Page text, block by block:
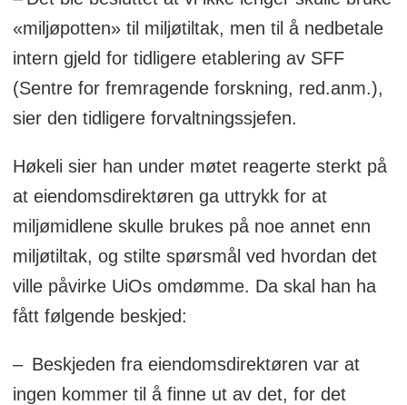
«miljøpotten» til miljøtiltak, men til å nedbetale
intern gjeld for tidligere etablering av SFF
(Sentre for fremragende forskning, red.anm.),
sier den tidligere forvaltningssjefen.
Høkeli sier han under møtet reagerte sterkt på
at eiendomsdirektøren ga uttrykk for at
miljømidlene skulle brukes på noe annet enn
miljøtiltak, og stilte spørsmål ved hvordan det
ville påvirke UiOs omdømme. Da skal han ha
fått følgende beskjed:
– Beskjeden fra eiendomsdirektøren var at
ingen kommer til å finne ut av det, for det